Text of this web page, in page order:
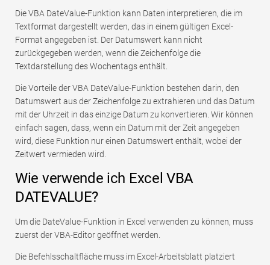
Die VBA DateValue-Funktion kann Daten interpretieren, die im
Textformat dargestellt werden, das in einem gültigen Excel-
Format angegeben ist. Der Datumswert kann nicht
zurückgegeben werden, wenn die Zeichenfolge die
Textdarstellung des Wochentags enthält.
Die Vorteile der VBA DateValue-Funktion bestehen darin, den
Datumswert aus der Zeichenfolge zu extrahieren und das Datum
mit der Uhrzeit in das einzige Datum zu konvertieren. Wir können
einfach sagen, dass, wenn ein Datum mit der Zeit angegeben
wird, diese Funktion nur einen Datumswert enthält, wobei der
Zeitwert vermieden wird.
Wie verwende ich Excel VBA
DATEVALUE?
Um die DateValue-Funktion in Excel verwenden zu können, muss
zuerst der VBA-Editor geöffnet werden.
Die Befehlsschaltfläche muss im Excel-Arbeitsblatt platziert